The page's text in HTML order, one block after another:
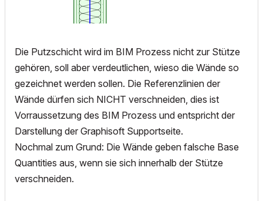
Die Putzschicht wird im BIM Prozess nicht zur Stütze
gehören, soll aber verdeutlichen, wieso die Wände so
gezeichnet werden sollen. Die Referenzlinien der
Wände dürfen sich NICHT verschneiden, dies ist
Vorraussetzung des BIM Prozess und entspricht der
Darstellung der Graphisoft Supportseite.
Nochmal zum Grund: Die Wände geben falsche Base
Quantities aus, wenn sie sich innerhalb der Stütze
verschneiden.